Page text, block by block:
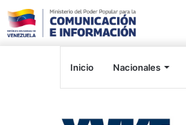
Inicio Nacionales